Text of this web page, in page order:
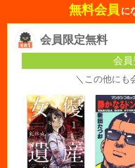
無料会員 に
会員限定無料
会員
＼この他にも